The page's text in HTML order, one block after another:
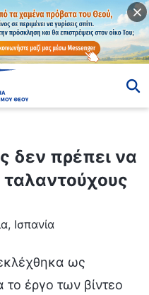
δεν πρέπει να
Ισπανία
ως
έργο των βίντεο